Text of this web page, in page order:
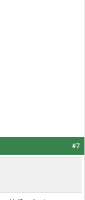
#7